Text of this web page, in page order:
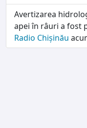
Avertizarea
apei în râuri a fost
Radio Chișinău